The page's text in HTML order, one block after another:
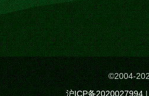
©2004-
沪ICP备2020027994